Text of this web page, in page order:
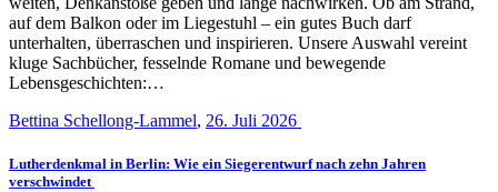
auf dem Balkon oder im Liegestuhl – ein gutes Buch darf
unterhalten, überraschen und inspirieren. Unsere Auswahl vereint
kluge Sachbücher, fesselnde Romane und bewegende
Lebensgeschichten:…
Bettina Schellong-Lammel, 26. Juli 2026
Lutherdenkmal in Berlin: Wie ein Siegerentwurf nach zehn Jahren
verschwindet